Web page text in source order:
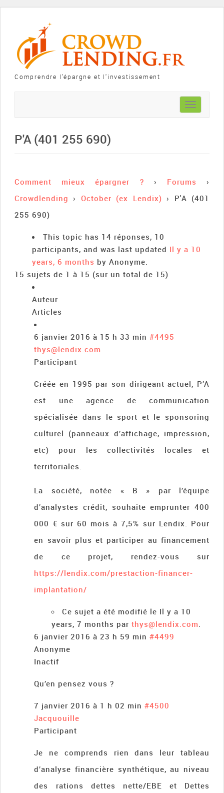
Comprendre l'épargne et l'investissement
Toggle
navigation
P'A (401 255 690)
Comment mieux épargner ? › Forums
›
Crowdlending › October (ex Lendix) ›
P'A (401
255 690)
This topic has 14 réponses, 10
participants, and was last updated Il y a 10
years, 6 months byAnonyme.
15 sujets de 1 à 15 (sur un total de 15)
Auteur
Articles
6 janvier 2016 à 15 h 33 min #4495
thys@lendix.com
Participant
Créée en 1995 par son dirigeant actuel, P’A
est une agence de communication
spécialisée dans le sport et le sponsoring
culturel (panneaux d’affichage, impression,
etc) pour les collectivités locales et
territoriales.
La société, notée « B » par l’équipe
d’analystes crédit, souhaite emprunter 400
000 € sur 60 mois à 7,5% sur Lendix. Pour
en savoir plus et participer au financement
de ce projet, rendez-vous sur
https://lendix.com/prestaction-financer-
implantation/
Ce sujet a été modifié le Il y a 10
years, 7 months parthys@lendix.com.
6 janvier 2016 à 23 h 59 min #4499
Anonyme
Inactif
Qu’en pensez vous ?
7 janvier 2016 à 1 h 02 min #4500
Jacquouille
Participant
Je ne comprends rien dans leur tableau
d’analyse financière synthétique, au niveau
des rations dettes nette/EBE et Dettes